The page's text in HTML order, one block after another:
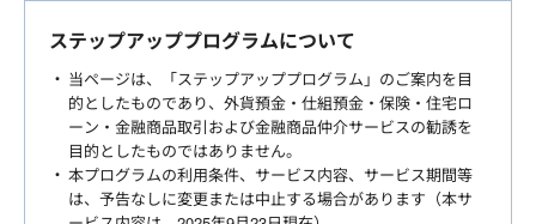
ステップアッププログラムについて
当ページは、「ステップアッププログラム」のご案内を目
的としたものであり、外貨預金・仕組預金・保険・住宅ロ
ーン・金融商品取引および金融商品仲介サービスの勧誘を
目的としたものではありません。
本プログラムの利用条件、サービス内容、サービス期間等
は、予告なしに変更または中止する場合があります（本サ